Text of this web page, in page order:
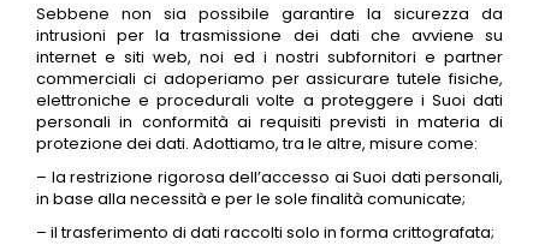
Sebbene non sia possibile garantire la sicurezza da
intrusioni per la trasmissione dei dati che avviene su
internet e siti web, noi ed i nostri subfornitori e partner
commerciali ci adoperiamo per assicurare tutele fisiche,
elettroniche e procedurali volte a proteggere i Suoi dati
personali in conformità ai requisiti previsti in materia di
protezione dei dati. Adottiamo, tra le altre, misure come:
– la restrizione rigorosa dell’accesso ai Suoi dati personali,
in base alla necessità e per le sole finalità comunicate;
– il trasferimento di dati raccolti solo in forma crittografata;